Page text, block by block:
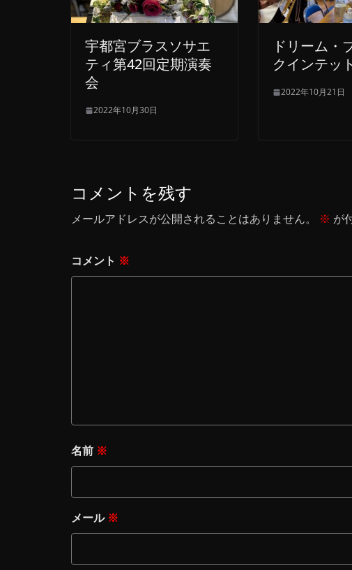
宇都宮ブラスソサエ
ティ第42回定期演奏
会
2022年10月30日
ドリーム・
クインテッ
2022年10月21日
コメントを残す
メールアドレスが公開されることはありません。 ※ が
コメント ※
名前 ※
メール ※